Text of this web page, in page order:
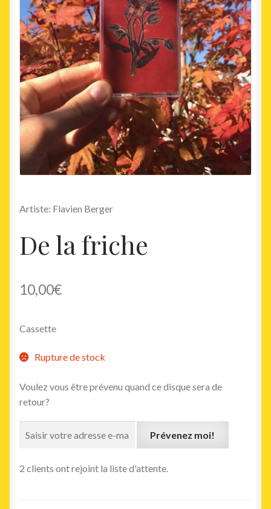
Artiste: Flavien Berger
De la friche
10,00€
Cassette
Rupture de stock
Voulez vous être prévenu quand ce disque sera de
retour?
Prévenez moi!
2 clients ont rejoint la liste d'attente.